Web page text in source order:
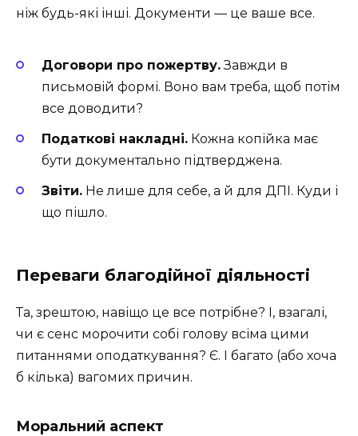
ніж будь-які інші. Документи — це ваше все.
Договори про пожертву.Завжди в
письмовій формі. Воно вам треба, щоб потім
все доводити?
Податкові накладні. Кожна копійка має
бути документально підтверджена.
Звіти. Не лише для себе, а й для ДПІ. Куди і
що пішло.
Переваги благодійної діяльності
Та, зрештою, навіщо це все потрібне? І, взагалі,
чи є сенс морочити собі голову всіма цими
питаннями оподаткування? Є. І багато (або хоча
б кілька) вагомих причин.
Моральний аспект